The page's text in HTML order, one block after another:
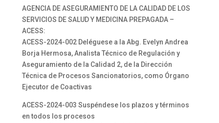
AGENCIA DE ASEGURAMIENTO DE LA CALIDAD DE LOS
SERVICIOS DE SALUD Y MEDICINA PREPAGADA –
ACESS:
ACESS-2024-002 Deléguese a la Abg. Evelyn Andrea
Borja Hermosa, Analista Técnico de Regulación y
Aseguramiento de la Calidad 2, de la Dirección
Técnica de Procesos Sancionatorios, como Órgano
Ejecutor de Coactivas
ACESS-2024-003 Suspéndese los plazos y términos
en todos los procesos